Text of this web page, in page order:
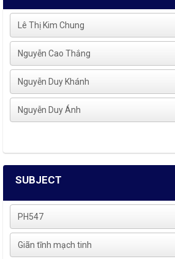
Lê Thị Kim Chung
Nguyễn Cao Thắng
Nguyễn Duy Khánh
Nguyễn Duy Ánh
SUBJECT
PH547
Giãn tĩnh mạch tinh